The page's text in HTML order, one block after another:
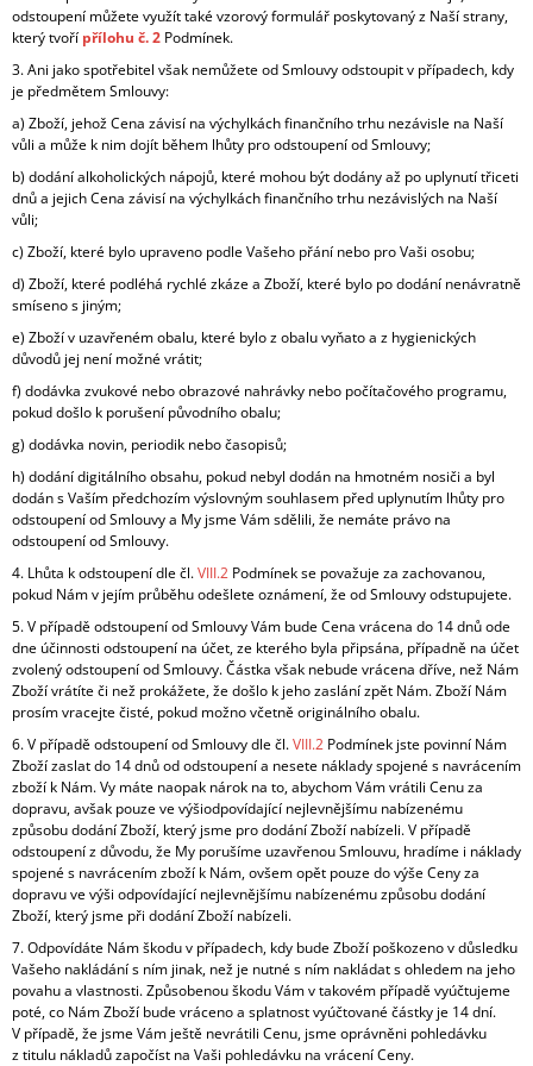
odstoupení můžete využít také vzorový formulář poskytovaný z Naší strany,
který tvoří přílohu č. 2 Podmínek.
3. Ani jako spotřebitel však nemůžete od Smlouvy odstoupit v případech, kdy
je předmětem Smlouvy:
a) Zboží, jehož Cena závisí na výchylkách finančního trhu nezávisle na Naší
vůli a může k nim dojít během lhůty pro odstoupení od Smlouvy;
b) dodání alkoholických nápojů, které mohou být dodány až po uplynutí třiceti
dnů a jejich Cena závisí na výchylkách finančního trhu nezávislých na Naší
vůli;
c) Zboží, které bylo upraveno podle Vašeho přání nebo pro Vaši osobu;
d) Zboží, které podléhá rychlé zkáze a Zboží, které bylo po dodání nenávratně
smíseno s jiným;
e) Zboží v uzavřeném obalu, které bylo z obalu vyňato a z hygienických
důvodů jej není možné vrátit;
f) dodávka zvukové nebo obrazové nahrávky nebo počítačového programu,
pokud došlo k porušení původního obalu;
g) dodávka novin, periodik nebo časopisů;
h) dodání digitálního obsahu, pokud nebyl dodán na hmotném nosiči a byl
dodán s Vaším předchozím výslovným souhlasem před uplynutím lhůty pro
odstoupení od Smlouvy a My jsme Vám sdělili, že nemáte právo na
odstoupení od Smlouvy.
4. Lhůta k odstoupení dle čl.VIII.2 Podmínek se považuje za zachovanou,
pokud Nám v jejím průběhu odešlete oznámení, že od Smlouvy odstupujete.
5. V případě odstoupení od Smlouvy Vám bude Cena vrácena do 14 dnů ode
dne účinnosti odstoupení na účet, ze kterého byla připsána, případně na účet
zvolený odstoupení od Smlouvy. Částka však nebude vrácena dříve, než Nám
Zboží vrátíte či než prokážete, že došlo k jeho zaslání zpět Nám. Zboží Nám
prosím vracejte čisté, pokud možno včetně originálního obalu.
6. V případě odstoupení od Smlouvy dle čl.VIII.2 Podmínek jste povinní Nám
Zboží zaslat do 14 dnů od odstoupení a nesete náklady spojené s navrácením
zboží k Nám. Vy máte naopak nárok na to, abychom Vám vrátili Cenu za
dopravu, avšak pouze ve výšiodpovídající nejlevnějšímu nabízenému
způsobu dodání Zboží, který jsme pro dodání Zboží nabízeli. V případě
odstoupení z důvodu, že My porušíme uzavřenou Smlouvu, hradíme i náklady
spojené s navrácením zboží k Nám, ovšem opět pouze do výše Ceny za
dopravu ve výši odpovídající nejlevnějšímu nabízenému způsobu dodání
Zboží, který jsme při dodání Zboží nabízeli.
7. Odpovídáte Nám škodu v případech, kdy bude Zboží poškozeno v důsledku
Vašeho nakládání s ním jinak, než je nutné s ním nakládat s ohledem na jeho
povahu a vlastnosti. Způsobenou škodu Vám v takovém případě vyúčtujeme
poté, co Nám Zboží bude vráceno a splatnost vyúčtované částky je 14 dní.
V případě, že jsme Vám ještě nevrátili Cenu, jsme oprávněni pohledávku
z titulu nákladů započíst na Vaši pohledávku na vrácení Ceny.